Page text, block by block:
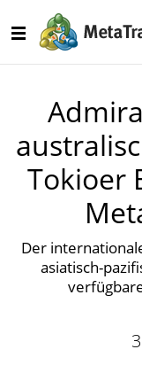
Tokioer
Der
asiatisch-